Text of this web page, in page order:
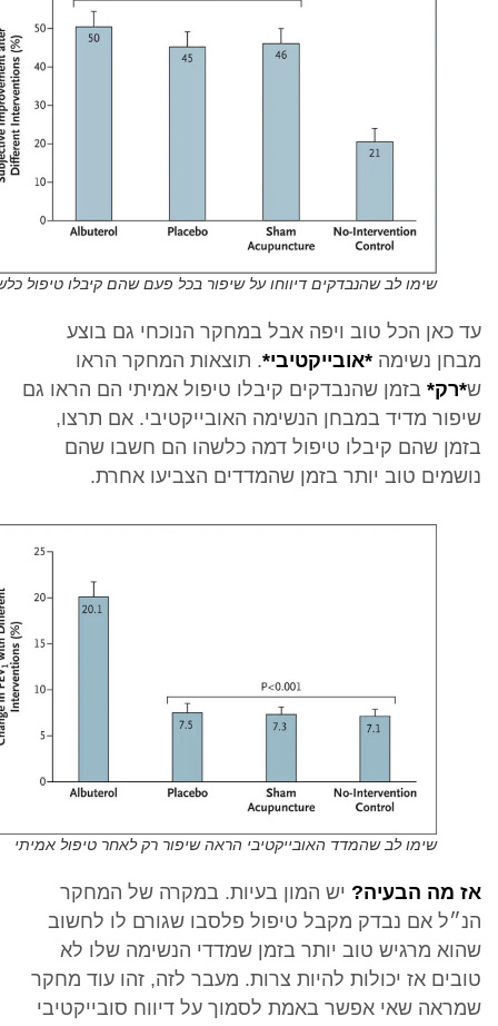
שימו לב שהנבדקים דיווחו על שיפור בכל פעם שהם קיבלו טיפול
עד כאן הכל טוב ויפה אבל במחקר הנוכחי גם בוצע
מבחן נשימה *אובייקטיבי*. תוצאות המחקר הראו
ש*רק* בזמן שהנבדקים קיבלו טיפול אמיתי הם הראו גם
שיפור מדיד במבחן הנשימה האובייקטיבי. אם תרצו,
בזמן שהם קיבלו טיפול דמה כלשהו הם חשבו שהם
נושמים טוב יותר בזמן שהמדדים הצביעו אחרת.
שימו לב שהמדד האובייקטיבי הראה שיפור רק לאחר טיפול אמיתי
אז מה הבעיה? יש המון בעיות. במקרה של המחקר
הנ״ל אם נבדק מקבל טיפול פלסבו שגורם לו לחשוב
שהוא מרגיש טוב יותר בזמן שמדדי הנשימה שלו לא
טובים אז יכולות להיות צרות. מעבר לזה, זהו עוד מחקר
שמראה שאי אפשר באמת לסמוך על דיווח סובייקטיבי